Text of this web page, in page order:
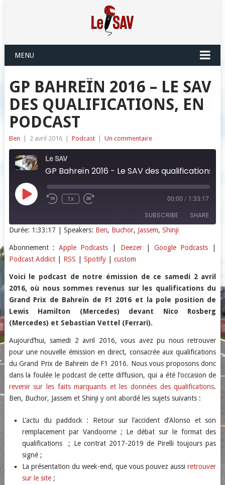
MENU
GP BAHREÏN 2016 – LE SAV
DES QUALIFICATIONS, EN
PODCAST
Ben 2 avril 2016 Podcast Un commentaire
Le SAV
Play
Episode
1x 00:00 / 1:33:17
SUBSCRIBE SHARE
Apple Podcasts Deezer
Google Podcasts Podcast Addict
RSS Spotify
custom
RSS FEED
SHARE
EMBED
Durée: 1:33:17 | Speakers: Ben, Buchor, Jassem, Shinji
Abonnement : Apple Podcasts Deezer|Google Podcasts
Podcast Addict| RSS Spotify| custom
Voici le podcast de notre émission de ce samedi 2 avril
2016, où nous sommes revenus sur les qualifications du
Grand Prix de Bahreïn de F1 2016 et la pole position de
Lewis Hamilton (Mercedes) devant Nico Rosberg
(Mercedes) et Sebastian Vettel (Ferrari).
Aujourd’hui, samedi 2 avril 2016, vous avez pu nous retrouver
pour une nouvelle émission en direct, consacrée aux qualifications
du Grand Prix de Bahreïn de F1 2016. Nous vous proposons donc
dans la foulée le podcast de cette diffusion, qui a été l’occasion de
revenir sur les faits marquants et les données des qualifications.
Ben, Buchor, Jassem et Shinji y ont abordé les sujets suivants :
L’actu du paddock : Retour sur l’accident d’Alonso et son
remplacement par Vandoorne ; Le débat sur le format des
qualifications ; Le contrat 2017-2019 de Pirelli toujours pas
signé ;
La présentation du week-end, que vous pouvez aussiretrouver
sur le site ;